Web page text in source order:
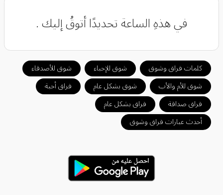
‏في هذهِ الساعة تحديدًا أتوقُ إليك .
كلمات فراق وشوق شوق للإحباء
شوق للأصدقاء
شوق للأم والأب
شوق بشكل عام
فراق أحبة
فراق صداقة
فراق بشكل عام
أحدث عبارات فراق وشوق